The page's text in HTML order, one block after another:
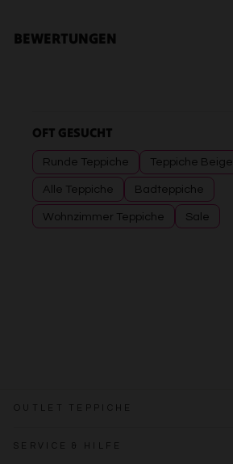
BEWERTUNGEN
OFT GESUCHT
Runde Teppiche Teppiche Beige
Alle Teppiche Badteppiche
Wohnzimmer Teppiche Sale
OUTLET TEPPICHE
SERVICE & HILFE